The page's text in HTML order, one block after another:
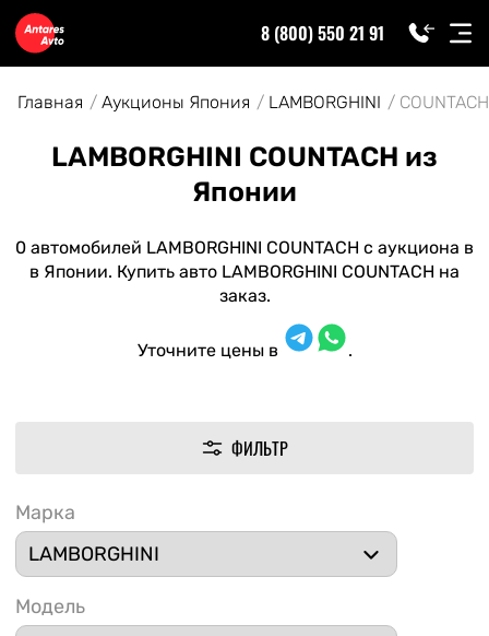
8 (800) 550 21 91
Главная Аукционы Япония LAMBORGHINI COUNTACH
LAMBORGHINI COUNTACH из
Японии
0 автомобилей LAMBORGHINI COUNTACH с аукциона в
в Японии. Купить авто LAMBORGHINI COUNTACH на
заказ.
Уточните цены в .
ФИЛЬТР
Марка
Модель